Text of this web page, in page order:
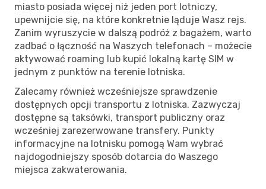
miasto posiada więcej niż jeden port lotniczy,
upewnijcie się, na które konkretnie ląduje Wasz rejs.
Zanim wyruszycie w dalszą podróż z bagażem, warto
zadbać o łączność na Waszych telefonach – możecie
aktywować roaming lub kupić lokalną kartę SIM w
jednym z punktów na terenie lotniska.
Zalecamy również wcześniejsze sprawdzenie
dostępnych opcji transportu z lotniska. Zazwyczaj
dostępne są taksówki, transport publiczny oraz
wcześniej zarezerwowane transfery. Punkty
informacyjne na lotnisku pomogą Wam wybrać
najdogodniejszy sposób dotarcia do Waszego
miejsca zakwaterowania.